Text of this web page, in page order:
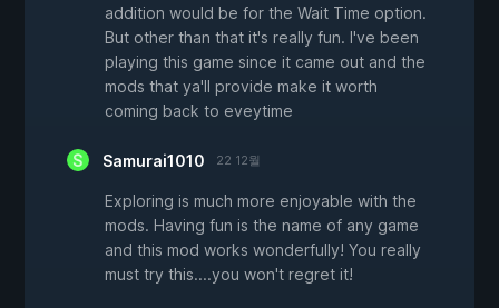
addition would be for the Wait Time option.
But other than that it's really fun. I've been
playing this game since it came out and the
mods that ya'll provide make it worth
coming back to eveytime
Samurai1010 22 12월
Exploring is much more enjoyable with the
mods. Having fun is the name of any game
and this mod works wonderfully! You really
must try this....you won't regret it!